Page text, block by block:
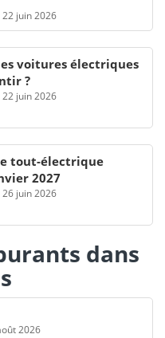
22 juin 2026
voitures électriques
?
22 juin 2026
tout-électrique
2027
26 juin 2026
dans
2026